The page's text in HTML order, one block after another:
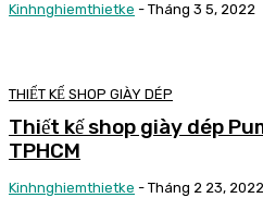
Kinhnghiemthietke - Tháng 3 5, 2022
THIẾT KẾ SHOP GIÀY DÉP
Thiết kế shop giày dép
TPHCM
Kinhnghiemthietke - Tháng 2 23, 2022